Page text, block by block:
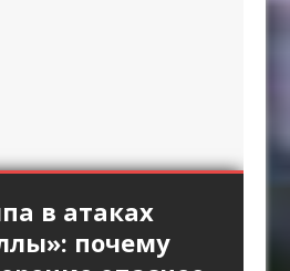
высокой
и борьба за
зачем клубы
в атаках
почему
прессинга: